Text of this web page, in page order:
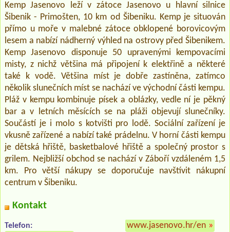
Kemp Jasenovo leží v zátoce Jasenovo u hlavní silnice
Šibenik - Primošten, 10 km od Šibeniku. Kemp je situován
přímo u moře v malebné zátoce obklopené borovicovým
lesem a nabízí nádherný výhled na ostrovy před Šibenikem.
Kemp Jasenovo disponuje 50 upravenými kempovacími
misty, z nichž většina má připojení k elektřině a některé
také k vodě. Většina míst je dobře zastíněna, zatímco
několik slunečních míst se nachází ve východní části kempu.
Pláž v kempu kombinuje písek a oblázky, vedle ní je pěkný
bar a v letních měsících se na pláži objevují slunečníky.
Součástí je i molo s kotvišti pro lodě. Sociální zařízení je
vkusně zařízené a nabízí také prádelnu. V horní části kempu
je dětská hřiště, basketbalové hřiště a společný prostor s
grilem. Nejbližší obchod se nachází v Záboří vzdáleném 1,5
km. Pro větší nákupy se doporučuje navštívit nákupní
centrum v Šibeniku.
Kontakt
Telefon: www.jasenovo.hr/en »